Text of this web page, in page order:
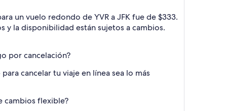
un vuelo redondo de YVR a JFK fue de $333.
y la disponibilidad están sujetos a cambios.
por cancelación?
cancelar tu viaje en línea sea lo más
cambios flexible?